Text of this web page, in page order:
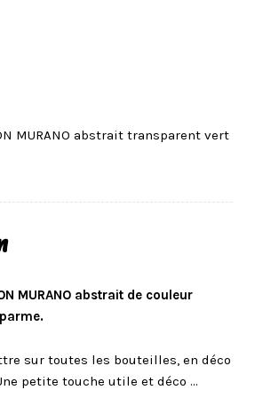
MURANO abstrait transparent vert
MURANO abstrait de couleur
sur toutes les bouteilles, en déco
petite touche utile et déco …